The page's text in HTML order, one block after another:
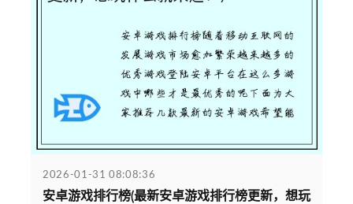
2026-01-31 08:08:36
安卓游戏排行榜(最新安卓游戏排行榜更新，想玩